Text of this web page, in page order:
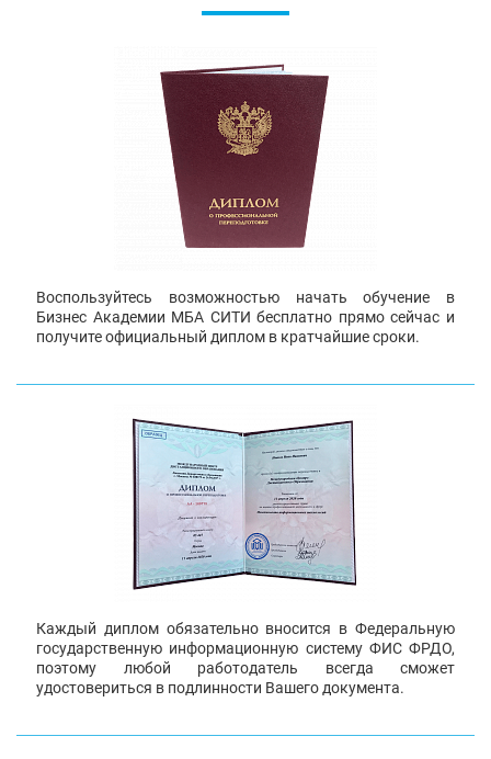
Воспользуйтесь возможностью начать обучение в
Бизнес Академии МБА СИТИ бесплатно прямо сейчас и
получите официальный диплом в кратчайшие сроки.
Каждый диплом обязательно вносится в Федеральную
государственную информационную систему ФИС ФРДО,
поэтому любой работодатель всегда сможет
удостовериться в подлинности Вашего документа.